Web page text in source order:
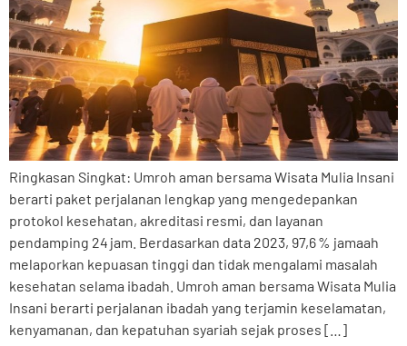
Ringkasan Singkat: Umroh aman bersama Wisata Mulia Insani
berarti paket perjalanan lengkap yang mengedepankan
protokol kesehatan, akreditasi resmi, dan layanan
pendamping 24 jam. Berdasarkan data 2023, 97,6 % jamaah
melaporkan kepuasan tinggi dan tidak mengalami masalah
kesehatan selama ibadah. Umroh aman bersama Wisata Mulia
Insani berarti perjalanan ibadah yang terjamin keselamatan,
kenyamanan, dan kepatuhan syariah sejak proses […]